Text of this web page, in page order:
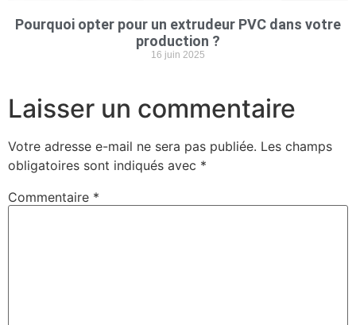
Pourquoi opter pour un extrudeur PVC dans votre
production ?
16 juin 2025
Laisser un commentaire
Votre adresse e-mail ne sera pas publiée. Les champs
obligatoires sont indiqués avec *
Commentaire *